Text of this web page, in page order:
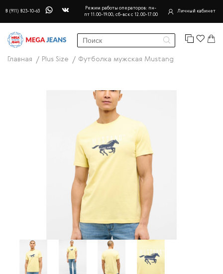
8 (911) 823-10-63
Режим работы операторов: пн-
пт 11.00-19.00, сб-вск с 12.00-17.00
Личный кабинет
Главная Plus Size Футболка мужская Mustang